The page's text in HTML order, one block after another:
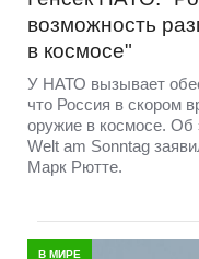
возможность
в космосе"
У НАТО вызывает
что Россия в скором
оружие в космосе. Об
Welt am Sonntag
Марк Рютте.
В МИРЕ